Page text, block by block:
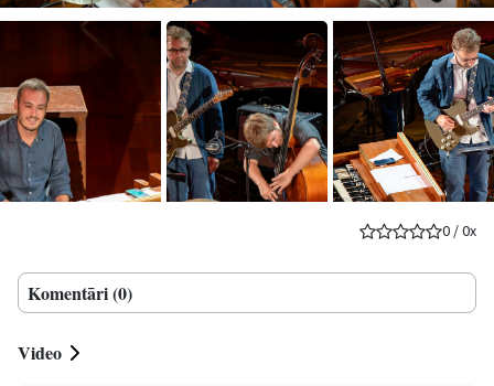
0/0x
Komentāri (0)
Video